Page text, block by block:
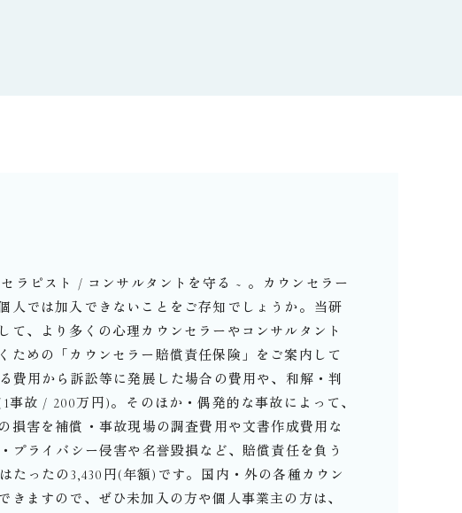
ラピスト / コンサルタントを守る ~ 。⁡カウンセラー
人では加入できないことをご存知でしょうか。⁡当研
て、より多くの心理カウンセラーやコンサルタント
ための「カウンセラー賠償責任保険」をご案内して
費用から訴訟等に発展した場合の費用や、和解・判
故 / 200万円)。⁡そのほか・偶発的な事故によって、
損害を補償⁡・事故現場の調査費用や文書作成費用な
プライバシー侵害や名誉毀損など、賠償責任を負う
たったの3,430円(年額)です。⁡国内・外の各種カウン
ますので、ぜひ未加入の方や個人事業主の方は、